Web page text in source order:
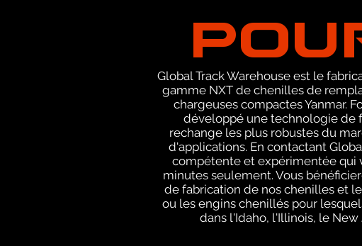
Global Track Warehouse est le
gamme NXT de chenilles de
chargeuses compactes Yanmar.
développé une technologie de
rechange les plus robustes du
d'applications. En contactant
compétente et expérimentée qui
minutes seulement. Vous
de fabrication de nos chenilles et
ou les engins chenillés pour
dans l'Idaho, l'Illinois, le